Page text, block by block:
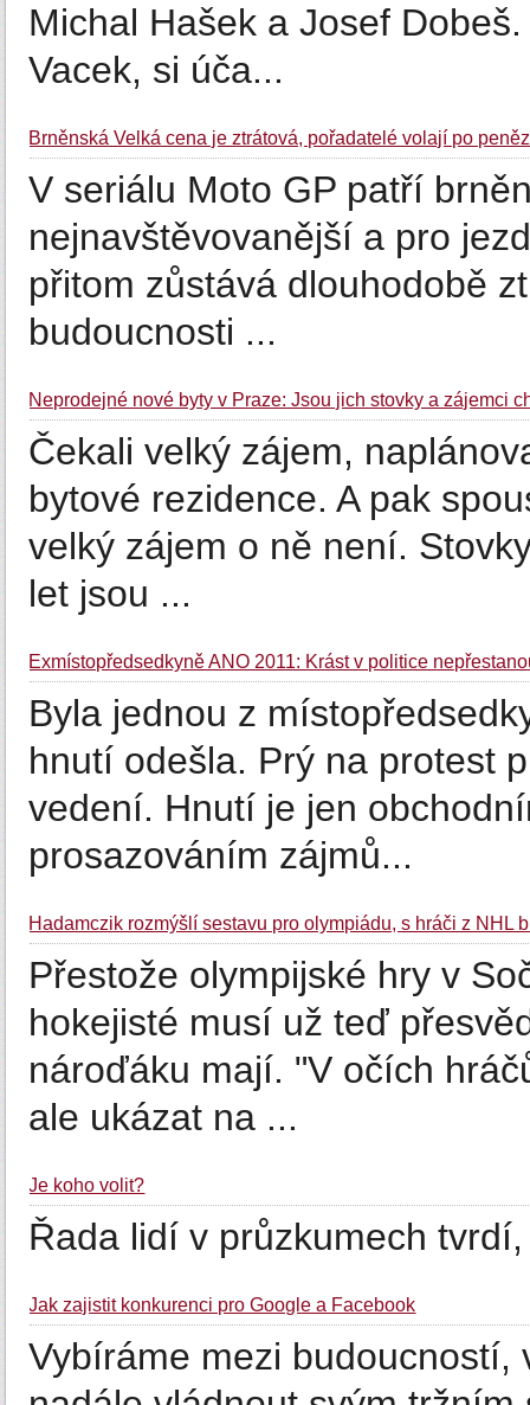
Michal Hašek a Josef
Vacek, si úča...
Brněnská Velká cena je ztrátová, pořadatelé volají po
V seriálu Moto GP patří
nejnavštěvovanější a pro
přitom zůstává dlouhodobě
budoucnosti ...
Neprodejné nové byty v Praze: Jsou jich stovky a zájemci
Čekali velký zájem,
bytové rezidence. A pak
velký zájem o ně není.
let jsou ...
Exmístopředsedkyně ANO 2011: Krást v politice
Byla jednou z
hnutí odešla. Prý na protest
vedení. Hnutí je jen
prosazováním zájmů...
Hadamczik rozmýšlí sestavu pro olympiádu, s hráči z NHL
Přestože olympijské hry v
hokejisté musí už teď
nároďáku mají. "V očích
ale ukázat na ...
Je koho volit?
Řada lidí v průzkumech
Jak zajistit konkurenci pro Google a Facebook
Vybíráme mezi